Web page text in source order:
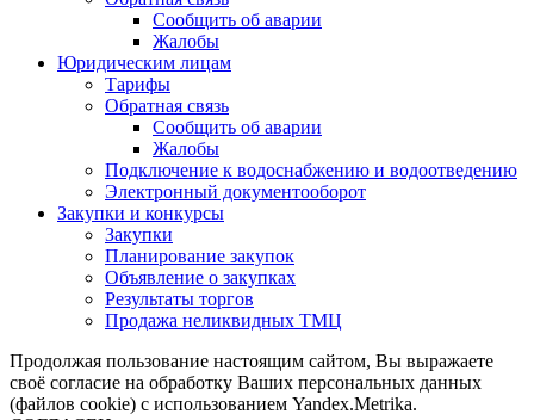
Сообщить об аварии
Жалобы
Юридическим лицам
Тарифы
Обратная связь
Сообщить об аварии
Жалобы
Подключение к водоснабжению и водоотведению
Электронный документооборот
Закупки и конкурсы
Закупки
Планирование закупок
Объявление о закупках
Результаты торгов
Продажа неликвидных ТМЦ
Продолжая пользование настоящим сайтом, Вы выражаете
своё согласие на обработку Ваших персональных данных
(файлов cookie) с использованием Yandex.Metrika.